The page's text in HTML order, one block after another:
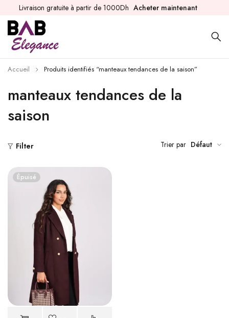
Livraison gratuite à partir de 1000Dh Acheter maintenant
manteaux tendances de la
saison
Accueil Produits identifiés “manteaux tendances de la saison”
Filter Trier par Défaut
Épuisé